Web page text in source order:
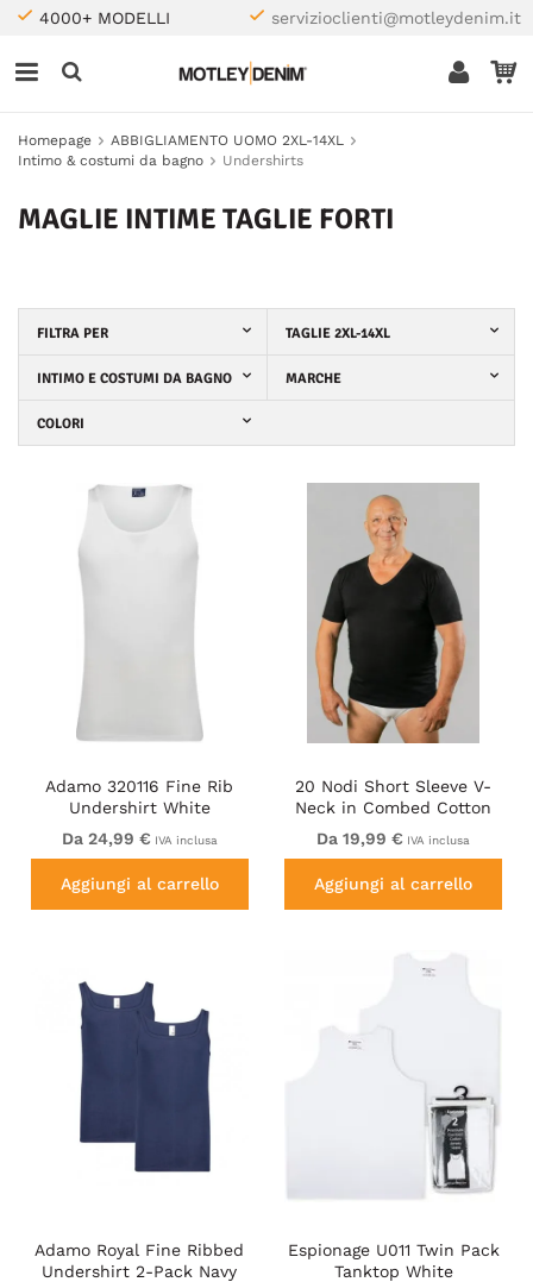
4000+ MODELLI servizioclienti@motleydenim.it
Homepage
ABBIGLIAMENTO UOMO 2XL-14XL
Intimo & costumi da bagno
Undershirts
MAGLIE INTIME TAGLIE FORTI
FILTRA PER TAGLIE 2XL-14XL
INTIMO E COSTUMI DA BAGNO MARCHE
COLORI
Adamo 320116 Fine Rib
Undershirt White
Da 24,99 € IVA inclusa
Aggiungi al carrello
20 Nodi Short Sleeve V-
Neck in Combed Cotton
Jersey Black
Da 19,99 € IVA inclusa
Aggiungi al carrello
Adamo Royal Fine Ribbed
Undershirt 2-Pack Navy
Espionage U011 Twin Pack
Tanktop White